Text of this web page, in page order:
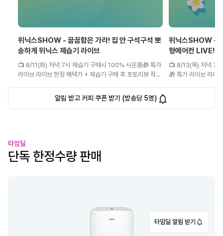
위닉스SHOW - 꿉꿉함은 가라! 집 안 구석구석 뽀
송하게 위닉스 제습기 라이브
📺 8/11(화) 저녁 7시 제습기 구매시 100% 사은품🎁 특가
라이브 라이브 한정 혜택가 + 제습기 구매 후 포토리뷰 작성
라이브에서 확인해주세요.
위닉스SHOW -
형에어컨 LIVE!
📺 8/13(목) 저녁 7
🎁 특가 라이브 라이브 한정 혜택가 + 제습기 구매 후 포토
알림 받고 커피 쿠폰 받기 (방송당 5명)
타임딜
단독 한정수량 판매
타임딜 알림 받기